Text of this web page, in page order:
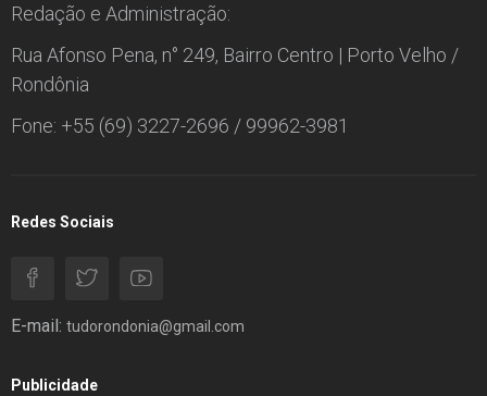
Redação e Administração:
Rua Afonso Pena, n° 249, Bairro Centro | Porto Velho /
Rondônia
Fone: +55 (69) 3227-2696 / 99962-3981
Redes Sociais
E-mail: tudorondonia@gmail.com
Publicidade